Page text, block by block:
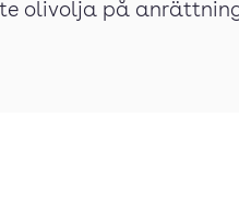
olivolja på